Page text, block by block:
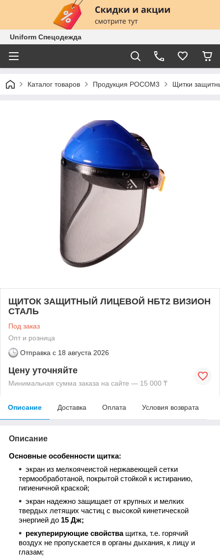
Uniform Спецодежда
Каталог товаров Продукция РОСОМ3 Щитки
ЩИТОК ЗАЩИТНЫЙ ЛИЦЕВОЙ НБТ2 ВИЗИОН
СТАЛЬ
Под заказ
Опт и розница
Отправка с 18 августа 2026
Цену уточняйте
Минимальная сумма заказа на сайте — 15 000 ₸
Описание Доставка Оплата Условия возврата
Описание
Основные особенности щитка:
экран из мелкоячеистой нержавеющей сетки
термообработаной, покрытой стойкой к истиранию,
гигиеничной краской;
экран надежно защищает от крупных и мелких
твердых летящих частиц с высокой кинетической
энергией до 15 Дж;
рекуперирующие свойстващитка, т.е. горячий
воздух не пропускается в органы дыхания, к лицу и
глазам;